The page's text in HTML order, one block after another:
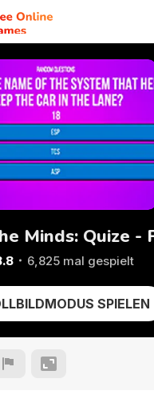
Minds: Quize -
6,825 mal gespielt
SPIELEN